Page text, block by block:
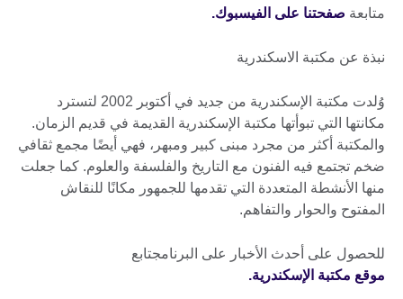
متابعة صفحتنا على الفيسبوك.
نبذة عن مكتبة الاسكندرية
وُلدت مكتبة الإسكندرية من جديد في أكتوبر 2002 لتسترد
مكانتها التي تبوأتها مكتبة الإسكندرية القديمة في قديم الزمان.
والمكتبة أكثر من مجرد مبنى كبير ومبهر، فهي أيضًا مجمع ثقافي
ضخم تجتمع فيه الفنون مع التاريخ والفلسفة والعلوم. كما جعلت
منها الأنشطة المتعددة التي تقدمها للجمهور مكانًا للنقاش
المفتوح والحوار والتفاهم.
للحصول على أحدث الأخبار على البرنامجتابع
موقع مكتبة الإسكندرية.